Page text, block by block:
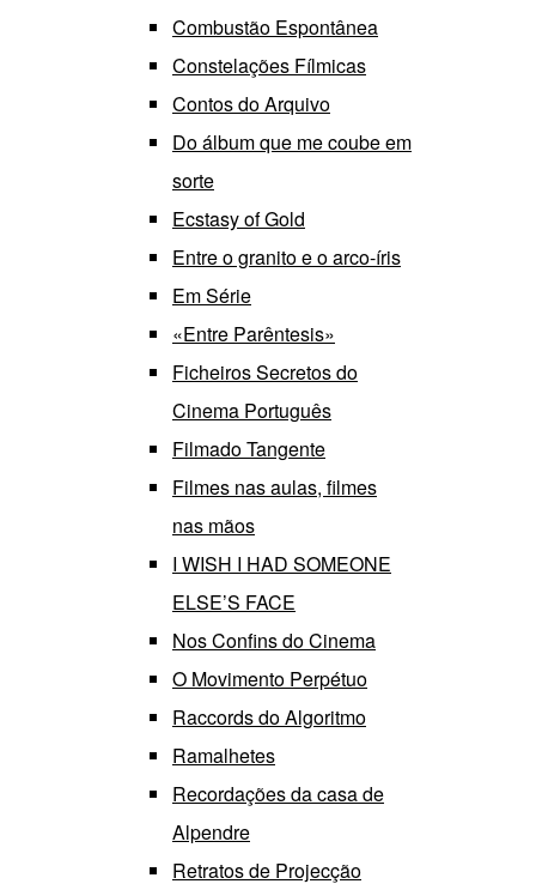
Combustão Espontânea
Constelações Fílmicas
Contos do Arquivo
Do álbum que me coube em
sorte
Ecstasy of Gold
Entre o granito e o arco-íris
Em Série
«Entre Parêntesis»
Ficheiros Secretos do
Cinema Português
Filmado Tangente
Filmes nas aulas, filmes
nas mãos
I WISH I HAD SOMEONE
ELSE’S FACE
Nos Confins do Cinema
O Movimento Perpétuo
Raccords do Algoritmo
Ramalhetes
Recordações da casa de
Alpendre
Retratos de Projecção